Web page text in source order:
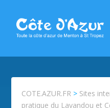
COTE.AZUR.FR > Sites
pratique du Lavandou et